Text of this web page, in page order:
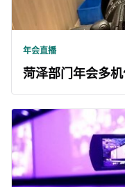
年会直播
菏泽部门年会多